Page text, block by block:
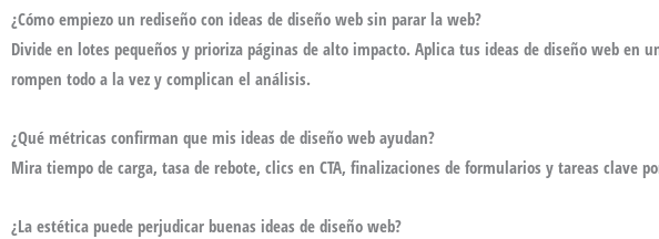
¿Cómo empiezo un rediseño con ideas de diseño web sin parar la web?
Divide en lotes pequeños y prioriza páginas de alto impacto. Aplica tus ideas de diseño web en
rompen todo a la vez y complican el análisis.
¿Qué métricas confirman que mis ideas de diseño web ayudan?
Mira tiempo de carga, tasa de rebote, clics en CTA, finalizaciones de formularios y tareas clave
¿La estética puede perjudicar buenas ideas de diseño web?